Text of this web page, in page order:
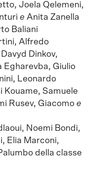
Joela Qelemeni,
e Anita Zanella
Baliani
Alfredo
Dinkov,
Egharevba, Giulio
Leonardo
Kouame, Samuele
Rusev, Giacomoe
Noemi Bondi,
Elia Marconi,
della classe